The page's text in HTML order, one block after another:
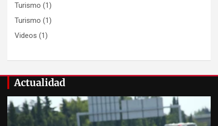
Turismo (1)
Turismo (1)
Videos (1)
Actualidad